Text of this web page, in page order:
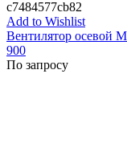
c7484577cb82
Add to Wishlist
Вентилятор осевой
900
По запросу